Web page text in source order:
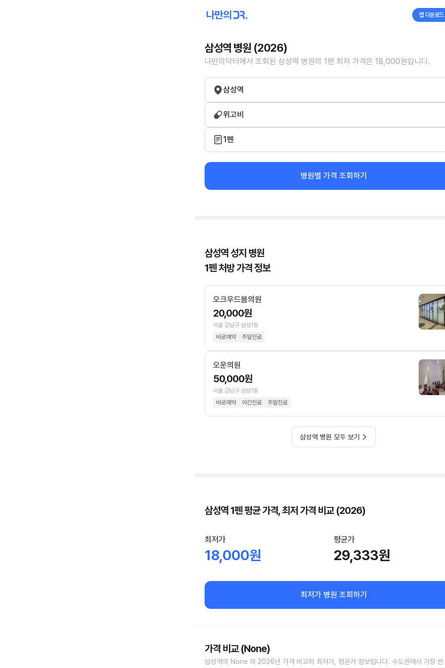
앱 다운로드
삼성역 병원 (2026)
나만의닥터에서 조회된 삼성역 병원의 1펜 최저 가격은 18,000원입니다.
삼성역
위고비
1펜
병원별 가격 조회하기
삼성역 성지 병원
1펜 처방 가격 정보
오크우드봄의원
20,000원
서울 강남구 삼성1동
바로예약
주말진료
오운의원
50,000원
서울 강남구 삼성1동
바로예약
야간진료 주말진료
삼성역 병원 모두 보기
삼성역 1펜 평균 가격, 최저 가격 비교 (2026)
최저가
18,000원
평균가
29,333원
최저가 병원 조회하기
가격 비교 (None)
삼성역의 None 의 2026년 가격 비교와 최저가, 평균가 정보입니다. 수도권에서 가장 싼